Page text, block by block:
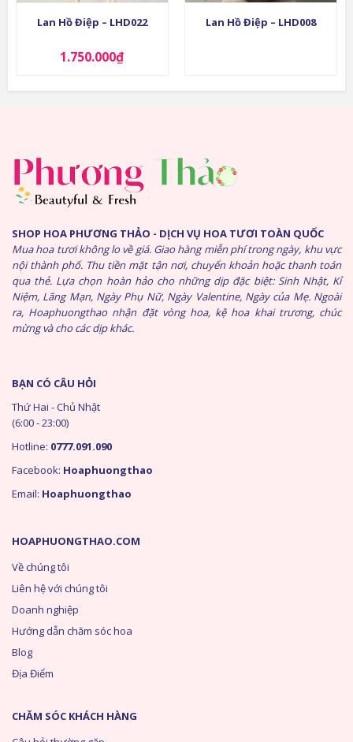
Lan Hồ Điệp – LHD022
1.750.000₫
Lan Hồ Điệp – LHD008
SHOP HOA PHƯƠNG THẢO - DỊCH VỤ HOA TƯƠI TOÀN QUỐC
Mua hoa tươi không lo về giá. Giao hàng miễn phí trong ngày, khu vực
nội thành phố. Thu tiền mặt tận nơi, chuyển khoản hoặc thanh toán
qua thẻ. Lựa chọn hoàn hảo cho những dịp đặc biệt: Sinh Nhật, Kỉ
Niệm, Lãng Mạn, Ngày Phụ Nữ, Ngày Valentine, Ngày của Mẹ. Ngoài
ra, Hoaphuongthao nhận đặt vòng hoa, kệ hoa khai trương, chúc
mừng và cho các dịp khác.
HOAPHUONGTHAO.COM
Về chúng tôi
Liên hệ với chúng tôi
Doanh nghiệp
Hướng dẫn chăm sóc hoa
Blog
Địa Điểm
CHĂM SÓC KHÁCH HÀNG
BẠN CÓ CÂU HỎI
Thứ Hai - Chủ Nhật
(6:00 - 23:00)
Hotline: 0777.091.090
Facebook: Hoaphuongthao
Email: Hoaphuongthao